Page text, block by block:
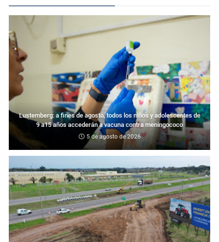
Lustemberg: a fines de agosto, todos los niños y adolescentes de
9 a15 años accederán a vacuna contra meningococo
5 de agosto de 2026